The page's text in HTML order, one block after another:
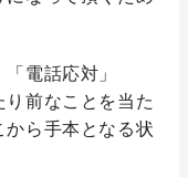
電話応対」
り前なことを当た
から手本となる状